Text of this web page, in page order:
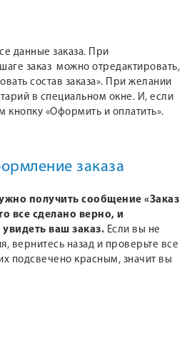
данные заказа. При
заказ можно отредактировать,
состав заказа». При желании
в специальном окне. И, если
кнопку «Оформить и оплатить».
заказа
получить сообщение «Заказ
все сделано верно, и
ваш заказ. Если вы не
вернитесь назад и проверьте все
подсвечено красным, значит вы